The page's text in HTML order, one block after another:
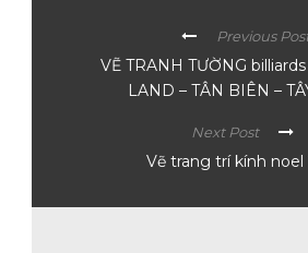
Previous
VẼ TRANH TƯỜNG
LAND – TÂN BIÊN –
Next Post
Vẽ trang trí kính noel